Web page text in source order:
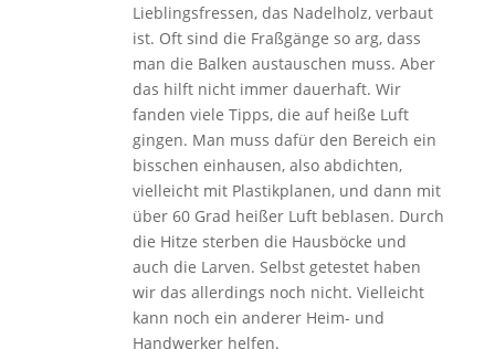
Lieblingsfressen, das Nadelholz, verbaut
ist. Oft sind die Fraßgänge so arg, dass
man die Balken austauschen muss. Aber
das hilft nicht immer dauerhaft. Wir
fanden viele Tipps, die auf heiße Luft
gingen. Man muss dafür den Bereich ein
bisschen einhausen, also abdichten,
vielleicht mit Plastikplanen, und dann mit
über 60 Grad heißer Luft beblasen. Durch
die Hitze sterben die Hausböcke und
auch die Larven. Selbst getestet haben
wir das allerdings noch nicht. Vielleicht
kann noch ein anderer Heim- und
Handwerker helfen.